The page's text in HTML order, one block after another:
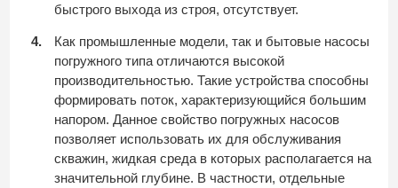
быстрого выхода из строя, отсутствует.
Как промышленные модели, так и бытовые насосы
погружного типа отличаются высокой
производительностью. Такие устройства способны
формировать поток, характеризующийся большим
напором. Данное свойство погружных насосов
позволяет использовать их для обслуживания
скважин, жидкая среда в которых располагается на
значительной глубине. В частности, отдельные